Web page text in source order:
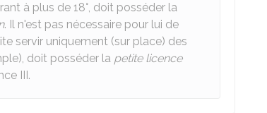
à plus de 18°, doit posséder la
. Il n'est pas nécessaire pour lui de
servir uniquement (sur place) des
doit posséder la petite licence
III.